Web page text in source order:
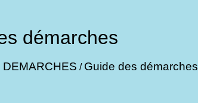
démarches
/ Guide des démarches